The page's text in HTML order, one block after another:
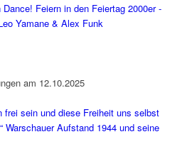
Feiern in den Feiertag 2000er -
Yamane & Alex Funk
am 12.10.2025
frei sein und diese Freiheit uns selbst
Warschauer Aufstand 1944 und seine